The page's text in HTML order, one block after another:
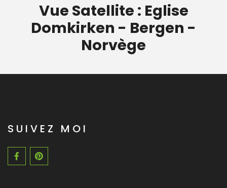
Vue Satellite : Eglise
Domkirken - Bergen -
Norvège
SUIVEZ MOI